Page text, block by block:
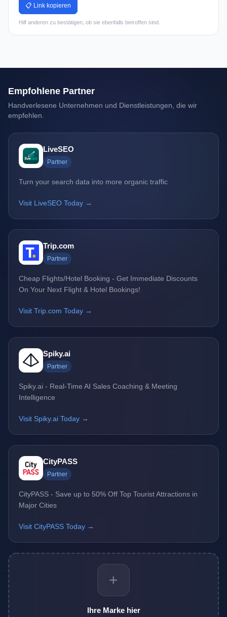
📋 Link kopieren
Hilf anderen zu bestätigen, ob sie ebenfalls betroffen sind.
Empfohlene Partner
Handverlesene Unternehmen und Dienstleistungen, die wir
empfehlen.
LiveSEO
Partner
Turn your search data into more organic traffic
Visit LiveSEO Today →
Trip.com
Partner
Cheap Flights/Hotel Booking - Get Immediate Discounts
On Your Next Flight & Hotel Bookings!
Visit Trip.com Today →
Spiky.ai
Partner
Spiky.ai - Real-Time AI Sales Coaching & Meeting
Intelligence
Visit Spiky.ai Today →
CityPASS
Partner
CityPASS - Save up to 50% Off Top Tourist Attractions in
Major Cities
Visit CityPASS Today →
+
Ihre Marke hier